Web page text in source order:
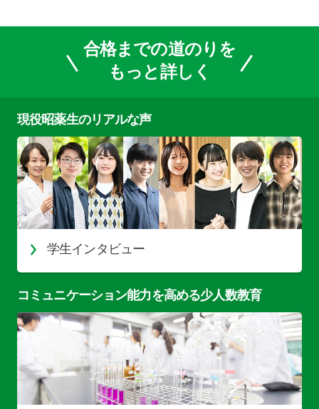
合格までの道のりを
もっと詳しく
現役昭薬生のリアルな声
学生インタビュー
コミュニケーション能力を高める少人数教育